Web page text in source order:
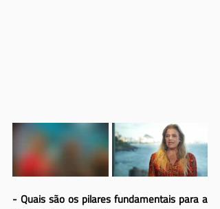
- Quais são os pilares fundamentais para a